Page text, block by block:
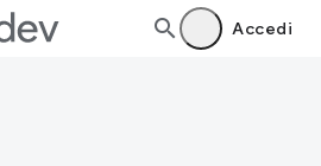
Accedi